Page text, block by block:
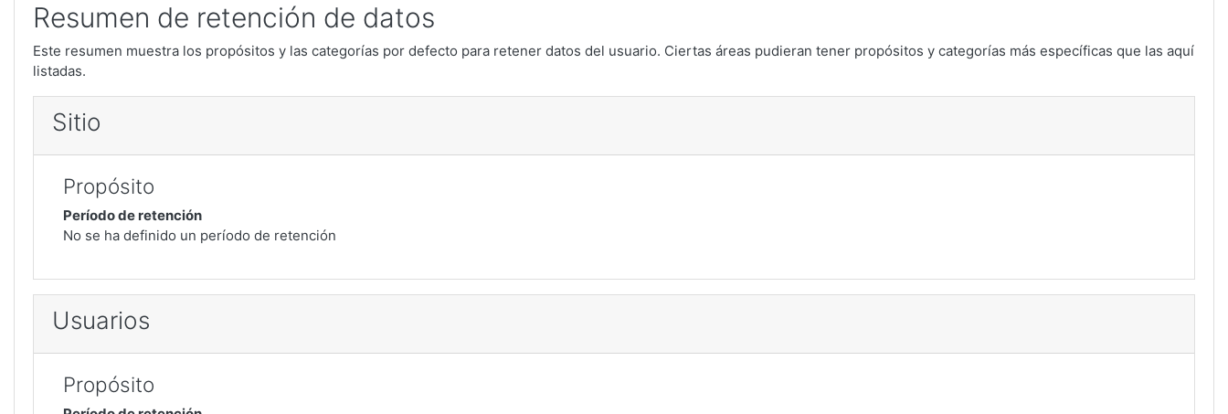
Resumen de retención de datos
Este resumen muestra los propósitos y las categorías por defecto para retener datos del usuario. Ciertas áreas pudieran tener propósitos y categorías más específicas que las aquí
listadas.
Sitio
Propósito
Período de retención
No se ha definido un período de retención
Usuarios
Propósito